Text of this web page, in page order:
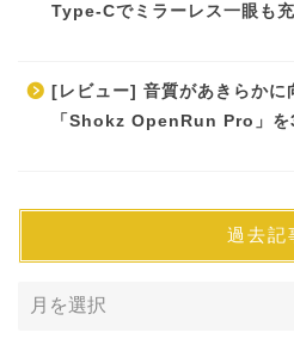
Type-Cでミラーレス一眼も
[レビュー] 音質があきらかに
「Shokz OpenRun Pro」を
過去記